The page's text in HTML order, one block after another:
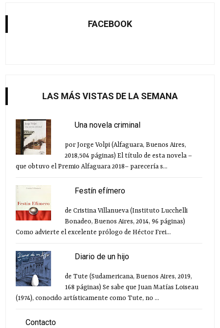
FACEBOOK
LAS MÁS VISTAS DE LA SEMANA
Una novela criminal
por Jorge Volpi (Alfaguara, Buenos Aires,
2018,504 páginas) El título de esta novela –
que obtuvo el Premio Alfaguara 2018– parecería s...
Festín efímero
de Cristina Villanueva (Instituto Lucchelli
Bonadeo, Buenos Aires, 2014, 96 páginas)
Como advierte el excelente prólogo de Héctor Frei...
Diario de un hijo
de Tute (Sudamericana, Buenos Aires, 2019,
168 páginas) Se sabe que Juan Matías Loiseau
(1974), conocido artísticamente como Tute, no ...
Contacto